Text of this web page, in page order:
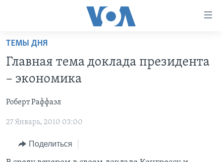
Перейти
основной
контент
навигации
Перейти
НОВОСТИ ЗА МИНУТУ
ИТОГИ
ПОЧЕМУ ЭТО ВАЖНО?
УЧИМ АНГЛИЙСКИЙ
НАША АМЕРИКАНСКАЯ ИСТОРИЯ
А КАК В АМЕРИКЕ?
ЭКСПЕРТИЗА
ИНТЕРВЬЮ
ФАКТЫ ПРОТИВ ФЕЙКОВ
ТЕМЫ ДНЯ
Главная тема доклада президента
– экономика
Роберт Раффаэл
27 Январь, 2010 03:00
Поделиться